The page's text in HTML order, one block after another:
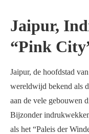
Jaipur,
“Pink
Jaipur, de hoofdstad
wereldwijd bekend als
aan de vele gebouwen
Bijzonder
als het “Paleis der